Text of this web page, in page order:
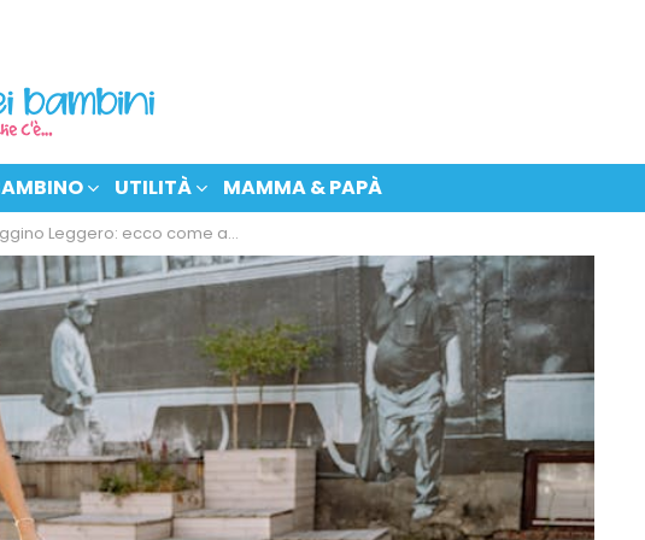
UTILITÀ MAMMA & PAPÀ
Leggero: ecco come acquistarlo